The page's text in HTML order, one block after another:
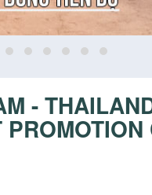
-